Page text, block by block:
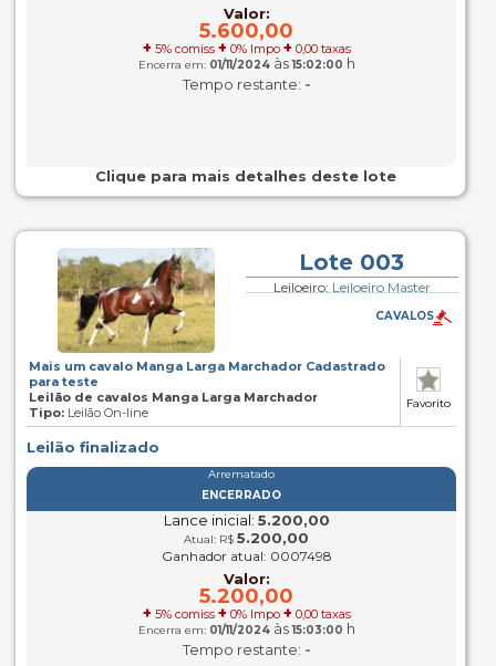
Valor:
5.600,00
+ 5% comiss + 0% Impo + 0,00 taxas
Encerra em: 01/11/2024às15:02:00 h
Tempo restante: -
Clique para mais detalhes deste lote
Lote 003
Leiloeiro: Leiloeiro Master
Mais um cavalo Manga Larga Marchador Cadastrado
para teste
Leilão de cavalos Manga Larga Marchador
Tipo:Leilão On-line
Favorito
CAVALOS
Leilão finalizado
Arrematado
ENCERRADO
Lance inicial: 5.200,00
Atual: R$5.200,00
Ganhador atual: 0007498
Valor:
5.200,00
+ 5% comiss + 0% Impo + 0,00 taxas
Encerra em: 01/11/2024às15:03:00 h
Tempo restante: -